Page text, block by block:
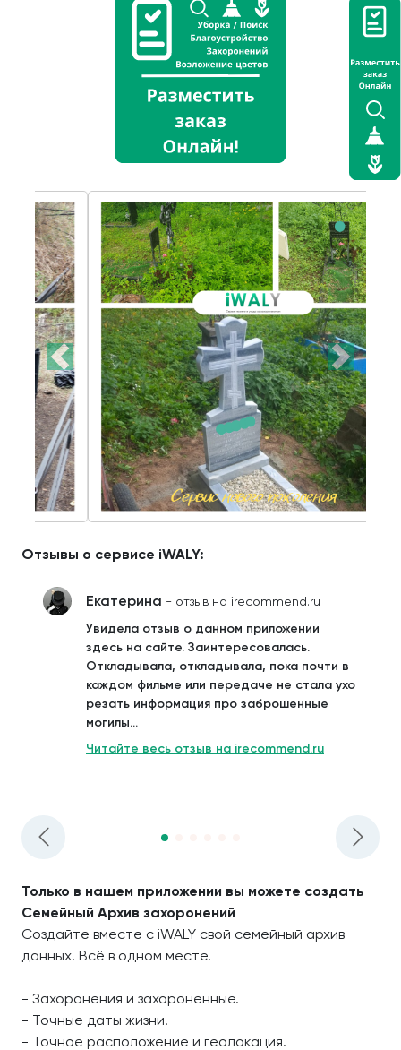
Отзывы о сервисе iWALY:
Екатерина - отзыв на irecommend.ru
Увидела отзыв о данном приложении
здесь на сайте. Заинтересовалась.
Откладывала, откладывала, пока почти в
каждом фильме или передаче не стала ухо
резать информация про заброшенные
могилы...
Читайте весь отзыв на irecommend.ru
Только в нашем приложении вы можете создать
Семейный Архив захоронений
Создайте вместе с iWALY свой семейный архив
данных. Всё в одном месте.
- Захоронения и захороненные.
- Точные даты жизни.
- Точное расположение и геолокация.